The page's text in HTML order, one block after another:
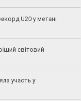
U20 у метані
світовий
участь у